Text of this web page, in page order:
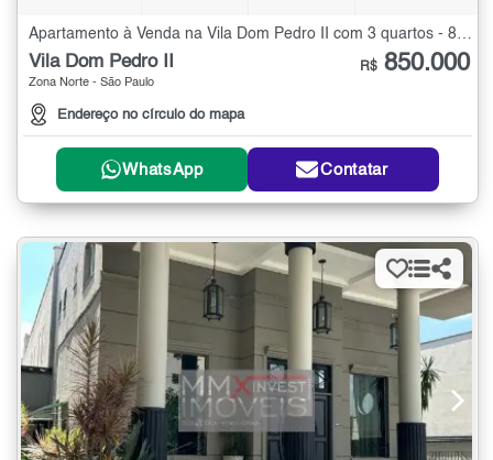
Apartamento à Venda na Vila Dom Pedro II com 3 quartos - 85 m²
Vila Dom Pedro II
Zona Norte - São Paulo
Endereço no círculo do mapa
R$ 850.000
WhatsApp Contatar